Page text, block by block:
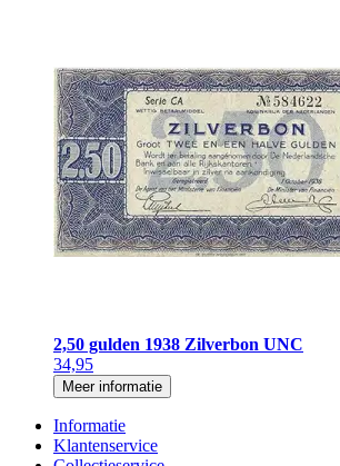
2,50 gulden 1938 Zilverbon UNC
34,95
Meer informatie
Informatie
Klantenservice